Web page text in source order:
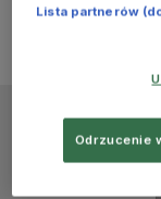
Lista partnerów
Odrzucenie